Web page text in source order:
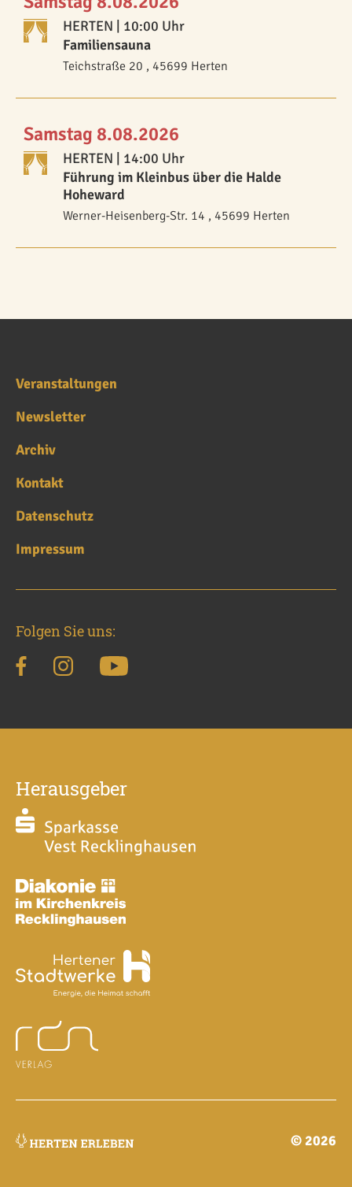
HERTEN | 10:00 Uhr
Familiensauna
Teichstraße 20 , 45699 Herten
Samstag 8.08.2026
HERTEN | 14:00 Uhr
Führung im Kleinbus über die Halde
Hoheward
Werner-Heisenberg-Str. 14 , 45699 Herten
Veranstaltungen
Newsletter
Archiv
Kontakt
Datenschutz
Impressum
Folgen Sie uns:
Herausgeber
© 2026